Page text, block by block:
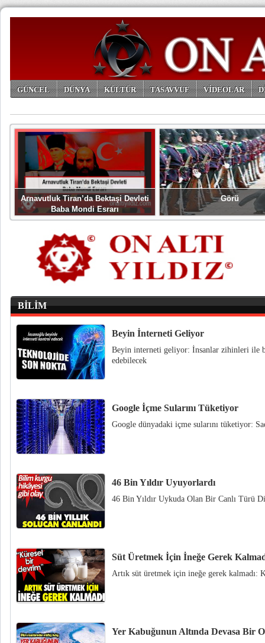
GÜNCEL DÜNYA KÜLTÜR TASAVVUF VİDEOLAR
Arnavutluk Tiran’da Bektaşi Devleti
Baba Mondi Esrarı
Görü
BİLİM
Beyin İnterneti Geliyor
Beyin interneti geliyor: İnsanlar zihinleri ile
edebilecek
Google İçme Sularını Tüketiyor
Google dünyadaki içme sularını tüketiyor:
46 Bin Yıldır Uyuyorlardı
46 Bin Yıldır Uykuda Olan Bir Canlı Türü
Süt Üretmek İçin İneğe Gerek
Artık süt üretmek için ineğe gerek kalmadı:
Yer Kabuğunun Altında Devasa Bir